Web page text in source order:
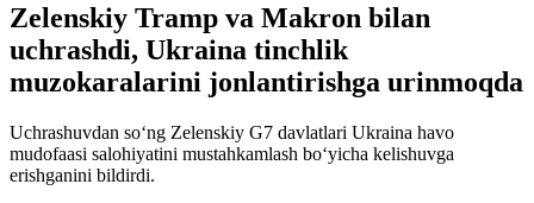
Zelenskiy Tramp va Makron bilan
uchrashdi, Ukraina tinchlik
muzokaralarini jonlantirishga urinmoqda
Uchrashuvdan so‘ng Zelenskiy G7 davlatlari Ukraina havo
mudofaasi salohiyatini mustahkamlash bo‘yicha kelishuvga
erishganini bildirdi.